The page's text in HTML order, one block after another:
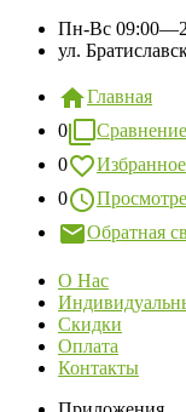
Пн-Вс
ул.
Главная
0
Сравнение
0
Избранное
0
Обратная
О Нас
Скидки
Оплата
Контакты